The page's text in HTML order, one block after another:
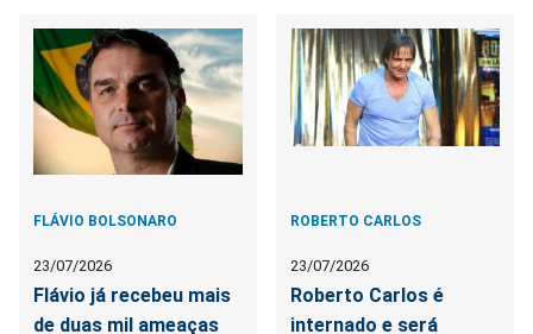
FLÁVIO BOLSONARO
23/07/2026
Flávio já recebeu mais
de duas mil ameaças
ROBERTO CARLOS
23/07/2026
Roberto Carlos é
internado e será